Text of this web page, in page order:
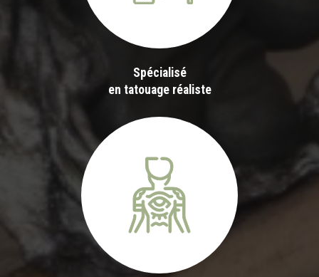
Spécialisé
en tatouage réaliste